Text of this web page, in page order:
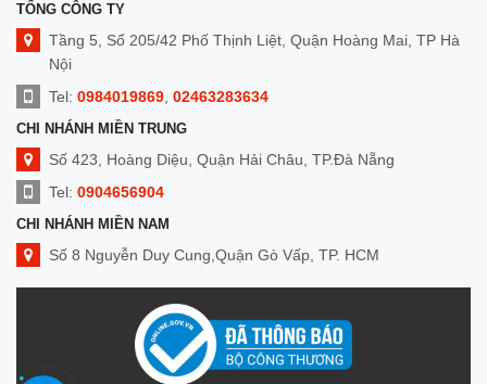
TỔNG CÔNG TY
Tầng 5, Số 205/42 Phố Thịnh Liệt, Quận Hoàng Mai, TP Hà
Nội
Tel: 0984019869 02463283634
CHI NHÁNH MIỀN TRUNG
Số 423, Hoàng Diệu, Quận Hải Châu, TP.Đà Nẵng
Tel: 0904656904
CHI NHÁNH MIỀN NAM
Số 8 Nguyễn Duy Cung,Quận Gò Vấp, TP. HCM
Tel:0909014299